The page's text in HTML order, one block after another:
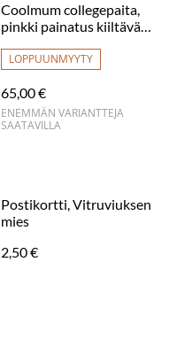
Coolmum collegepaita,
pinkki painatus kiiltävä
LOPPUUNMYYTY
65,00 €
ENEMMÄN VARIANTTEJA
SAATAVILLA
Postikortti, Vitruviuksen
mies
2,50 €